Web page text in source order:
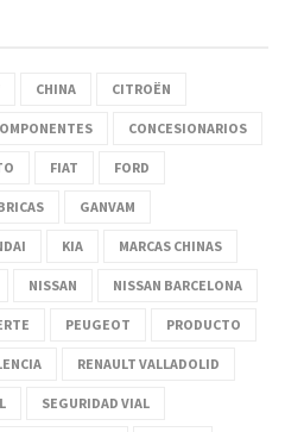
CHINA CITROËN
CONCESIONARIOS
FIAT FORD
GANVAM
KIA MARCAS CHINAS
NISSAN NISSAN BARCELONA
PEUGEOT PRODUCTO
RENAULT VALLADOLID
SEGURIDAD VIAL